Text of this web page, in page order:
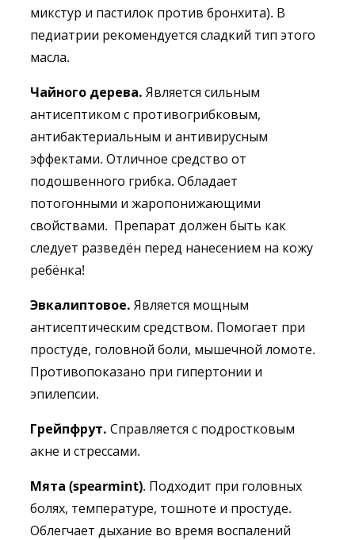
микстур и пастилок против бронхита). В
педиатрии рекомендуется сладкий тип этого
масла.
Чайного дерева. Является сильным
антисептиком с противогрибковым,
антибактериальным и антивирусным
эффектами. Отличное средство от
подошвенного грибка. Обладает
потогонными и жаропонижающими
свойствами. Препарат должен быть как
следует разведён перед нанесением на кожу
ребёнка!
Эвкалиптовое. Является мощным
антисептическим средством. Помогает при
простуде, головной боли, мышечной ломоте.
Противопоказано при гипертонии и
эпилепсии.
Грейпфрут. Справляется с подростковым
акне и стрессами.
Мята (spearmint). Подходит при головных
болях, температуре, тошноте и простуде.
Облегчает дыхание во время воспалений